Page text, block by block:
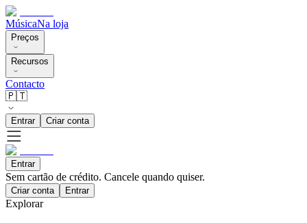
MúsicaNa loja
Preços
Recursos
Contacto
🇵🇹
Entrar Criar conta
Entrar
Sem cartão de crédito. Cancele quando quiser.
Criar conta Entrar
Explorar